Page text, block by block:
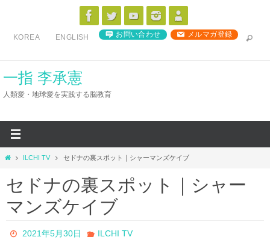
ス
KOREA ENGLISH お問い合わせ メルマガ登録
一指 李承憲
人類愛・地球愛を実践する脳教育
ホ
ム
ILCHI TV セドナの裏スポット｜シャーマンズケイブ
セドナの裏スポット｜シャー
マンズケイブ
2021年5月30日 ILCHI TV